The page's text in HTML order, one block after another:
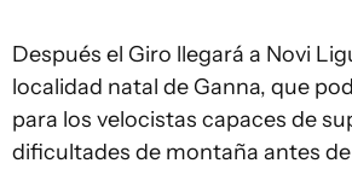
Después el Giro llegará a Novi
localidad natal de Ganna, que
para los velocistas capaces de
dificultades de montaña antes